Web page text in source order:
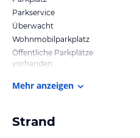
Parkservice
Überwacht
Wohnmobilparkplatz
Öffentliche Parkplätze
vorhanden
Mehr anzeigen
Strand